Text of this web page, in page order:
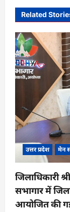
g
a
t
i
o
Related
उत्तर प्रदेश मेन
जिलाधिकारी
सभागार में
आयोजित की